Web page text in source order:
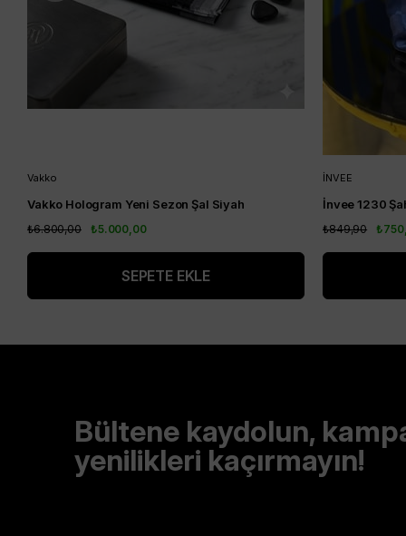
Vakko
Vakko Hologram Yeni Sezon Şal Siyah
₺5.000,00
₺6.800,00
SEPETE EKLE
İNVEE
İnvee 1230
₺849,90
Bültene kaydolun,
yenilikleri kaçırmayın!